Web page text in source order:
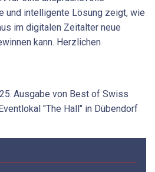
und intelligente Lösung zeigt, wie
im digitalen Zeitalter neue
kann. Herzlichen
Ausgabe von Best of Swiss
"The Hall" in Dübendorf